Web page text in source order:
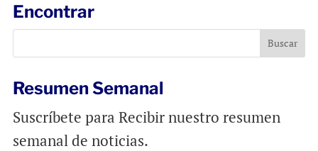
o
k
p
Encontrar
Resumen Semanal
Suscríbete para Recibir nuestro resumen
semanal de noticias.